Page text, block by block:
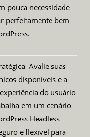
pouca necessidade
perfeitamente bem
Avalie suas
disponíveis e a
do usuário
em um cenário
Headless
e flexível para